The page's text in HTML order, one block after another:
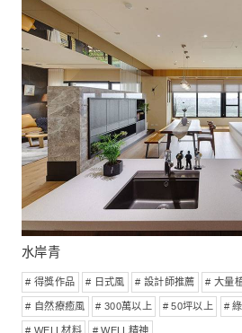
日出東方
# 得獎作品 # ⽇式風 # 100-200萬
# 視聽佈線 # 30坪~50坪 # 新成屋